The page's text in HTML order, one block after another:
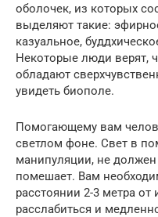
оболочек, из которых
выделяют такие:
казуальное,
Некоторые люди верят,
обладают
увидеть биополе.
Помогающему вам
светлом фоне. Свет в
манипуляции, не должен
помешает. Вам
расстоянии 2-3 метра от
расслабиться и